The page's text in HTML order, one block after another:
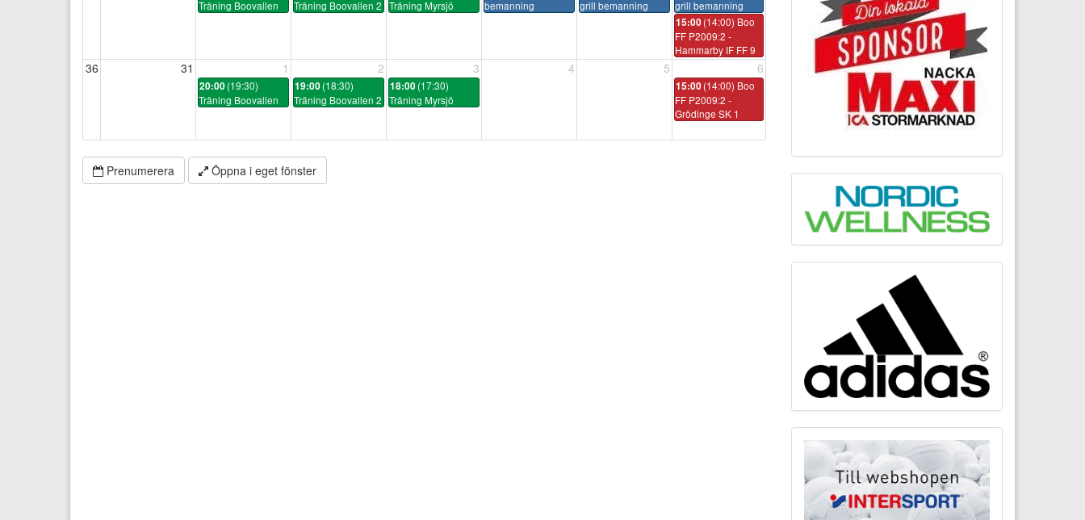
15:00(14:00) Boo
FF P2009:2 -
Hammarby IF FF 9
15:00(14:00) Boo
FF P2009:2 -
Grödinge SK 1
Träning Boovallen
Träning Boovallen 2 Träning Myrsjö
20:00(19:30)
Träning Boovallen
19:00(18:30)
Träning Boovallen 2
18:00(17:30)
Träning Myrsjö
bemanning
grill bemanning
grill bemanning
36 31 1 2 3 4 5 6
Prenumerera Öppna i eget fönster